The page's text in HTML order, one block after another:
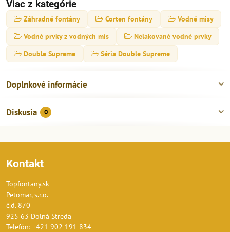
Viac z kategórie
Záhradné fontány Corten fontány
Vodné misy
Vodné prvky z vodných mís
Nelakované vodné prvky
Double Supreme
Séria Double Supreme
Doplnkové informácie
Diskusia 0
Kontakt
Topfontany.sk
Petomar, s.r.o.
č.d. 870
925 63 Dolná Streda
Telefón: +421 902 191 834